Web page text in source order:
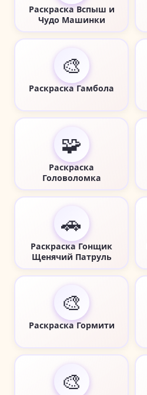
Раскраска Вспыш и
Чудо Машинки
🎨
Раскраска Гамбола
🧩
Раскраска
Головоломка
🚗
Раскраска Гонщик
Щенячий Патруль
🎨
Раскраска Гормити
🎨